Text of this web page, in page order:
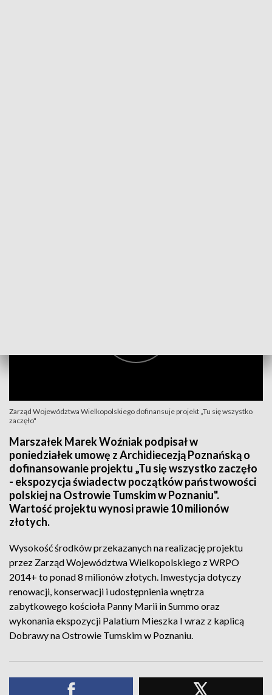
Zarząd Województwa Wielkopolskiego dofinansuje projekt „Tu się wszystko
zaczęło"
Marszałek Marek Woźniak podpisał w
poniedziałek umowę z Archidiecezją Poznańską o
dofinansowanie projektu „Tu się wszystko zaczęło
- ekspozycja świadectw początków państwowości
polskiej na Ostrowie Tumskim w Poznaniu".
Wartość projektu wynosi prawie 10 milionów
złotych.
Wysokość środków przekazanych na realizację projektu
przez Zarząd Województwa Wielkopolskiego z WRPO
2014+ to ponad 8 milionów złotych. Inwestycja dotyczy
renowacji, konserwacji i udostępnienia wnętrza
zabytkowego kościoła Panny Marii in Summo oraz
wykonania ekspozycji Palatium Mieszka I wraz z kaplicą
Dobrawy na Ostrowie Tumskim w Poznaniu.